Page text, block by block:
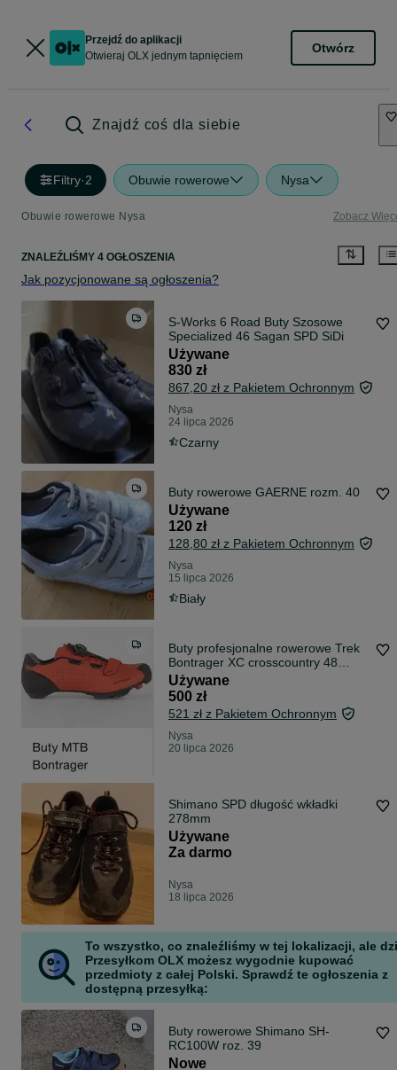
Przejdź do aplikacji
Otwieraj OLX jednym tapnięciem
Otwórz
Znajdź coś dla siebie
Filtry·2 Obuwie rowerowe Nysa
Obuwie rowerowe Nysa Zobacz
ZNALEŹLIŚMY 4 OGŁOSZENIA
Jak pozycjonowane są ogłoszenia?
S-Works 6 Road Buty Szosowe
Specialized 46 Sagan SPD SiDi
Używane
830 zł
867,20 zł z Pakietem Ochronnym
Nysa
24 lipca 2026
Czarny
Buty rowerowe GAERNE rozm. 40
Używane
120 zł
128,80 zł z Pakietem Ochronnym
Nysa
15 lipca 2026
Biały
Buty profesjonalne rowerowe Trek
Bontrager XC crosscountry 48
okazja
Używane
500 zł
521 zł z Pakietem Ochronnym
Nysa
20 lipca 2026
Shimano SPD długość wkładki
278mm
Używane
Za darmo
Nysa
18 lipca 2026
To wszystko, co znaleźliśmy w tej lokalizacji, ale
Przesyłkom OLX możesz wygodnie kupować
przedmioty z całej Polski. Sprawdź te ogłoszenia z
dostępną przesyłką:
Buty rowerowe Shimano SH-
RC100W roz. 39
Nowe